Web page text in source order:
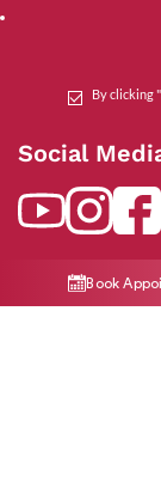
Book
By clicking
Social
Contact Us